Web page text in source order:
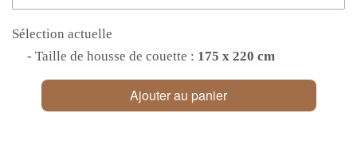
Sélection actuelle
- Taille de housse de couette : 175 x 220 cm
Ajouter au panier